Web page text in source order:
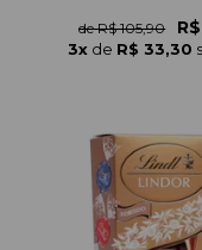
de R$ 105,90
3x de R$ 33,30